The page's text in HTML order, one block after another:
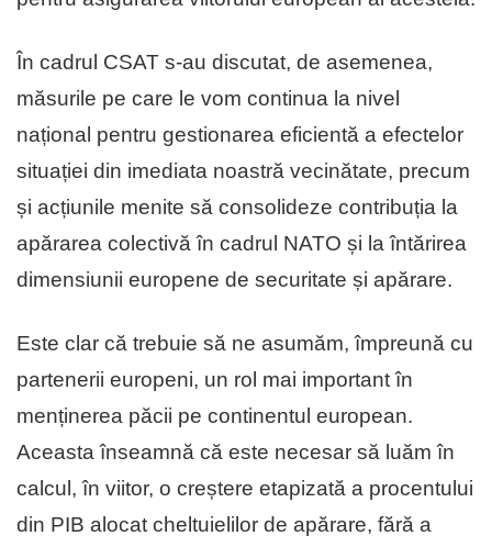
În cadrul CSAT s-au discutat, de asemenea,
măsurile pe care le vom continua la nivel
național pentru gestionarea eficientă a efectelor
situației din imediata noastră vecinătate, precum
și acțiunile menite să consolideze contribuția la
apărarea colectivă în cadrul NATO și la întărirea
dimensiunii europene de securitate și apărare.
Este clar că trebuie să ne asumăm, împreună cu
partenerii europeni, un rol mai important în
menținerea păcii pe continentul european.
Aceasta înseamnă că este necesar să luăm în
calcul, în viitor, o creștere etapizată a procentului
din PIB alocat cheltuielilor de apărare, fără a